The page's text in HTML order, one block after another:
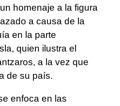
homenaje a la figura
a causa de la
en la parte
quien ilustra el
a la vez que
de su país.
enfoca en las